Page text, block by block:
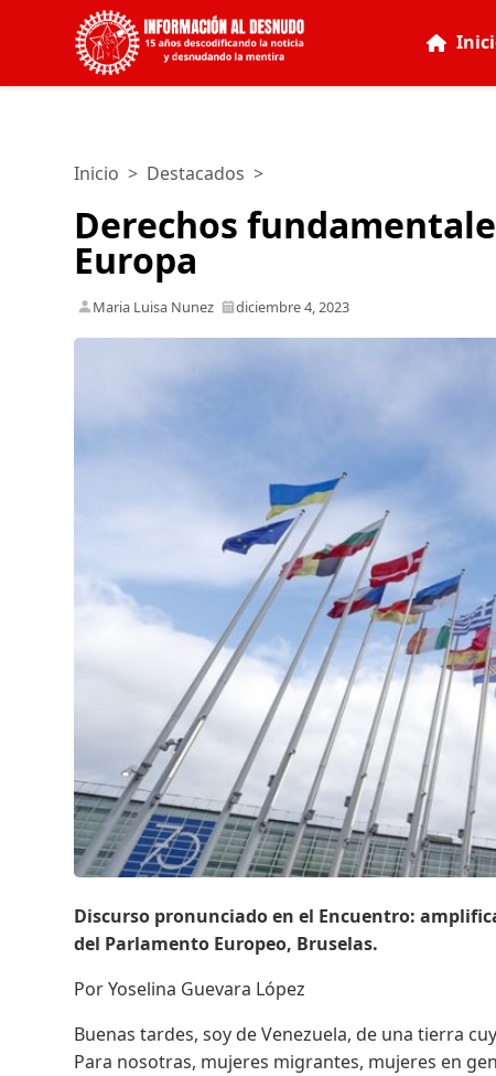
Inicio > Destacados >
Derechos
Europa
Maria Luisa Nunez diciembre 4, 2023
Discurso pronunciado en el Encuentro:
del Parlamento Europeo, Bruselas.
Por Yoselina Guevara López
Buenas tardes, soy de Venezuela, de una tierra
Para nosotras, mujeres migrantes, mujeres en